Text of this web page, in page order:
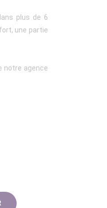
plus de 6
une partie
notre agence